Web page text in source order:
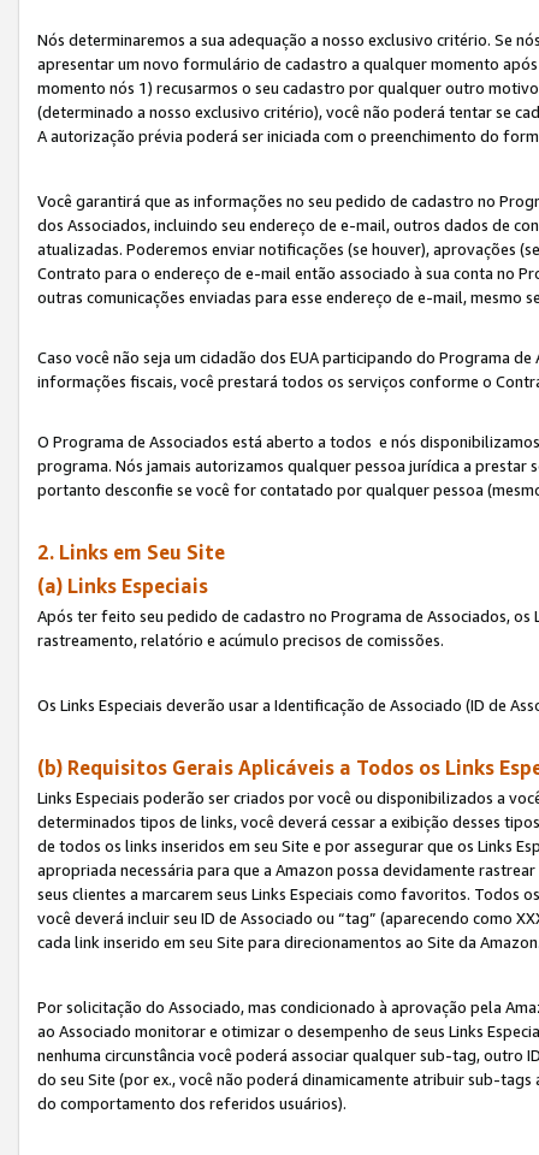
Nós determinaremos a sua adequação a nosso exclusivo critério. Se
apresentar um novo formulário de cadastro a qualquer momento
momento nós 1) recusarmos o seu cadastro por qualquer outro
(determinado a nosso exclusivo critério), você não poderá tentar se
A autorização prévia poderá ser iniciada com o preenchimento do
Você garantirá que as informações no seu pedido de cadastro no
dos Associados, incluindo seu endereço de e-mail, outros dados de
atualizadas. Poderemos enviar notificações (se houver), aprovações
Contrato para o endereço de e-mail então associado à sua conta no
outras comunicações enviadas para esse endereço de e-mail,
Caso você não seja um cidadão dos EUA participando do Programa
informações fiscais, você prestará todos os serviços conforme o
O Programa de Associados está aberto a todos e nós
programa. Nós jamais autorizamos qualquer pessoa jurídica a
portanto desconfie se você for contatado por qualquer pessoa
2. Links em Seu Site
(a) Links Especiais
Após ter feito seu pedido de cadastro no Programa de Associados, os
rastreamento, relatório e acúmulo precisos de comissões.
Os Links Especiais deverão usar a Identificação de Associado (ID de
(b) Requisitos Gerais Aplicáveis a Todos os Links
Links Especiais poderão ser criados por você ou disponibilizados a
determinados tipos de links, você deverá cessar a exibição desses
de todos os links inseridos em seu Site e por assegurar que os Links
apropriada necessária para que a Amazon possa devidamente
seus clientes a marcarem seus Links Especiais como favoritos. Todos
você deverá incluir seu ID de Associado ou “tag” (aparecendo como
cada link inserido em seu Site para direcionamentos ao Site da
Por solicitação do Associado, mas condicionado à aprovação pela
ao Associado monitorar e otimizar o desempenho de seus Links
nenhuma circunstância você poderá associar qualquer sub-tag,
do seu Site (por ex., você não poderá dinamicamente atribuir sub-
do comportamento dos referidos usuários).